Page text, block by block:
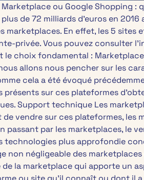
ou Google Shopping :
de 72 milliards d’euros en
marketplaces. En effet, les 5 sites
privée. Vous pouvez consulter
le choix fondamental :
allons nous pencher sur les
cela a été évoqué
présents sur ces plateformes
Support technique Les
de vendre sur ces plateformes,
passant par les marketplaces, le
technologies plus approfondie
non négligeable des
la marketplace qui apporte un